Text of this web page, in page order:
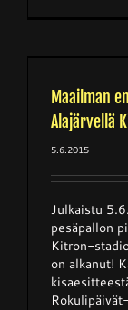
Maailman
Alajärvellä
5.6.2015
Julkaistu
pesäpallon
Kitron-
on alkanut!